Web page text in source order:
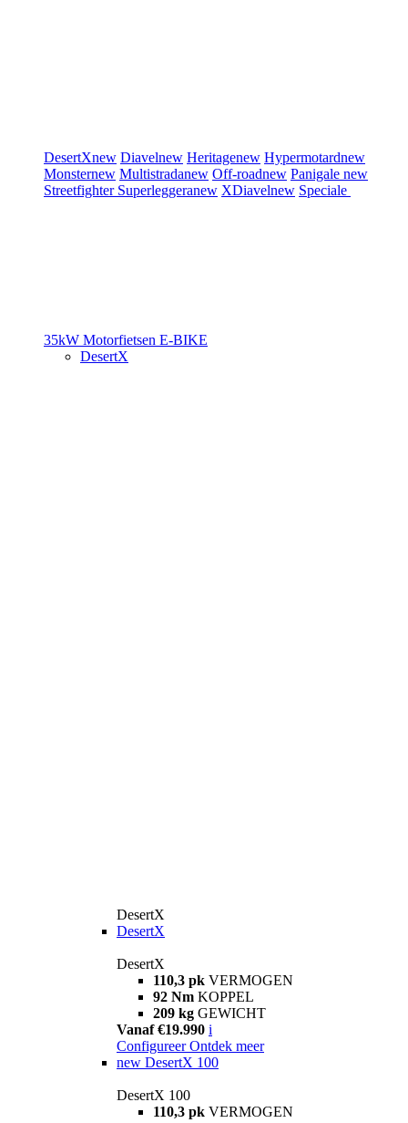
DesertXnew Diavelnew Heritagenew Hypermotardnew
Monsternew Multistradanew Off-roadnew Panigale new
Streetfighter Superleggeranew XDiavelnew Speciale
35kW Motorfietsen E-BIKE
DesertX
DesertX
DesertX
DesertX
110,3 pk VERMOGEN
92 Nm KOPPEL
209 kg GEWICHT
Vanaf €19.990 i
Configureer Ontdek meer
new DesertX 100
DesertX 100
110,3 pk VERMOGEN